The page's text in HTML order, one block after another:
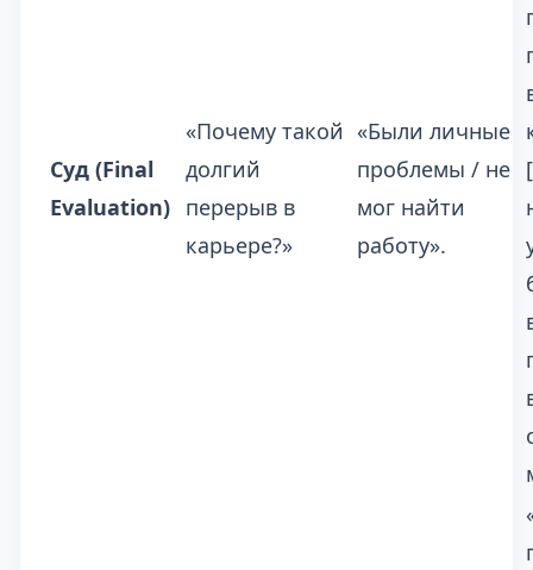
Суд (Final
Evaluation)
«Почему такой
долгий
перерыв в
карьере?»
«Были личные
проблемы / не
мог найти
работу».